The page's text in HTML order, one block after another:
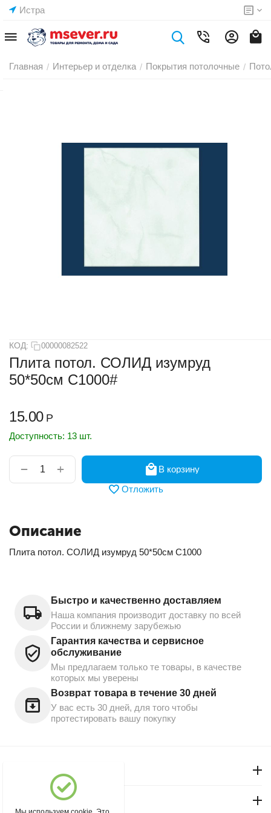
Истра
Главная / Интерьер и отделка / Покрытия потолочные /
КОД: 00000082522
Плита потол. СОЛИД изумруд
50*50см С1000#
15.00 Р
Доступность: 13 шт.
+
−
В корзину
Отложить
Описание
Плита потол. СОЛИД изумруд 50*50см С1000
Быстро и качественно доставляем
Наша компания производит доставку по всей
России и ближнему зарубежью
Гарантия качества и сервисное
обслуживание
Мы предлагаем только те товары, в качестве
которых мы уверены
Возврат товара в течение 30 дней
У вас есть 30 дней, для того чтобы
протестировать вашу покупку
Магазин "Северный"